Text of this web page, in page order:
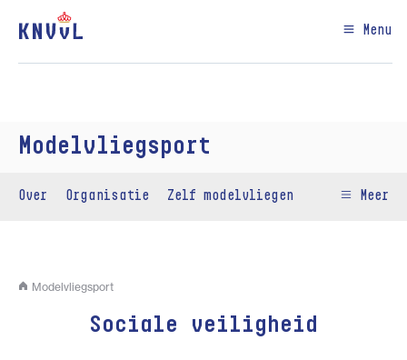
Menu
Modelvliegsport
Over Organisatie Zelf modelvliegen Meer
Modelvliegsport
Sociale veiligheid